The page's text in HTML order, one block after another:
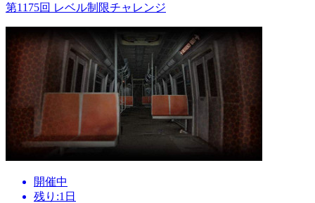
第1175回 レベル制限チャレンジ
開催中
残り:1日